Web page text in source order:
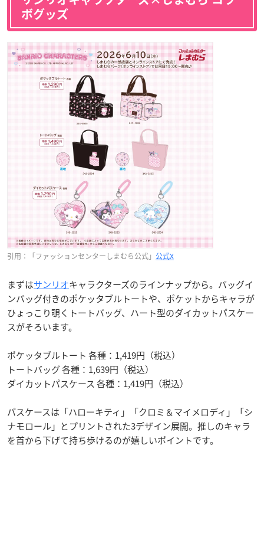
ボグッズ
引用：「ファッションセンターしまむら公式」 公式X
まずはサンリオキャラクターズのラインナップから。バッグイ
ンバッグ付きのポケッタブルトートや、ポケットからキャラが
ひょっこり覗くトートバッグ、ハート型のダイカットパスケー
スがそろいます。
ポケッタブルトート 各種：1,419円（税込）
トートバッグ 各種：1,639円（税込）
ダイカットパスケース 各種：1,419円（税込）
パスケースは「ハローキティ」「クロミ＆マイメロディ」「シ
ナモロール」とプリントされた3デザイン展開。推しのキャラ
を首から下げて持ち歩けるのが嬉しいポイントです。